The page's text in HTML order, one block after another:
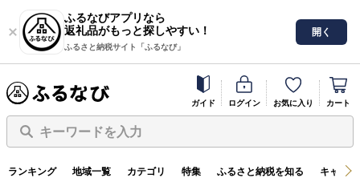
ふるなびアプリなら
返礼品がもっと探しやすい！
ふるさと納税サイト「ふるなび」
開く
ガイド ログイン お気に入り カート
キーワードを入力
ランキング 地域一覧 カテゴリ 特集 ふるさと納税を知る キャン